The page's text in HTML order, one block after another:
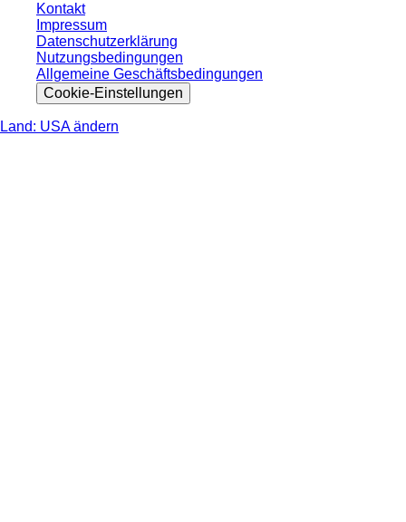
Kontakt
Impressum
Datenschutzerklärung
Nutzungsbedingungen
Allgemeine Geschäftsbedingungen
Cookie-Einstellungen
Land: USA ändern